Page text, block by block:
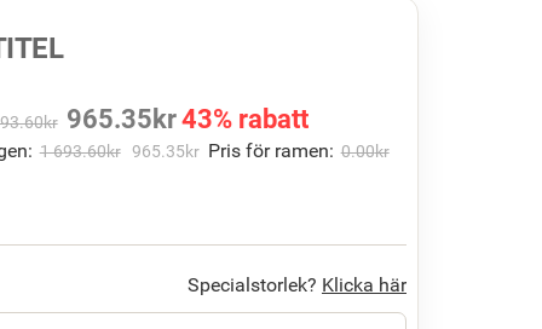
kr 965.35 kr43% rabatt
1 693.60kr 965.35kr Pris för ramen: 0.00kr
Specialstorlek? Klicka här